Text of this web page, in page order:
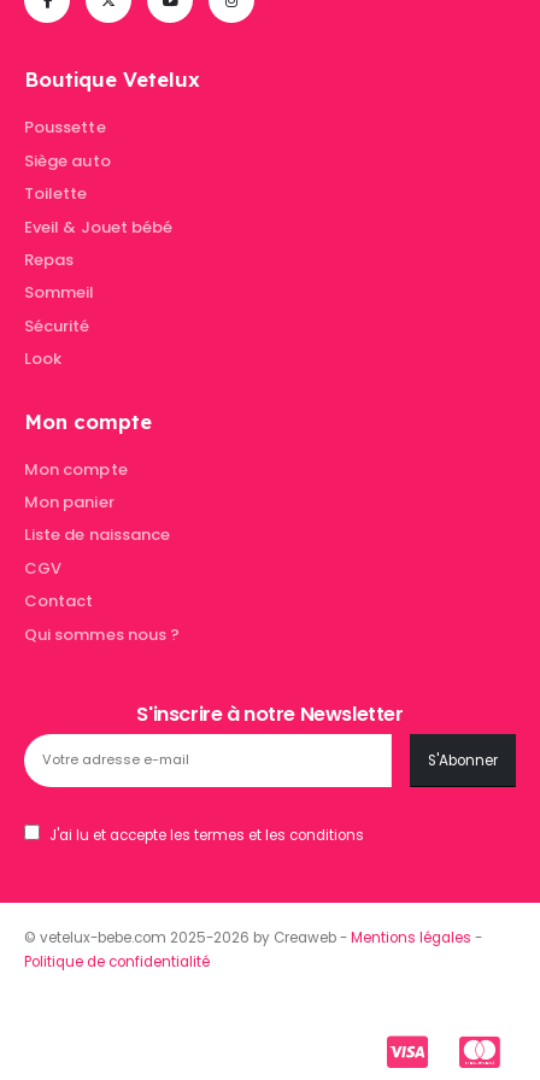
Boutique Vetelux
Poussette
Siège auto
Toilette
Eveil & Jouet bébé
Repas
Sommeil
Sécurité
Look
Mon compte
Mon compte
Mon panier
Liste de naissance
CGV
Contact
Qui sommes nous ?
S'inscrire à notre Newsletter
J'ai lu et accepte les termes et les conditions
© vetelux-bebe.com 2025-2026 by Creaweb -Mentions légales -
Politique de confidentialité